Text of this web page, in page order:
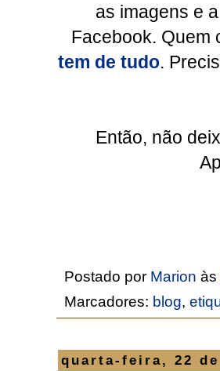
as imagens e
Facebook. Quem
tem de tudo.
Então, não
Postado por Marion às
Marcadores: blog,
quarta-feira, 22